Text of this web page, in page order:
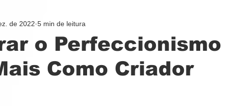
o Perfeccionismo
Como Criador
de 2022 5 min de leitura